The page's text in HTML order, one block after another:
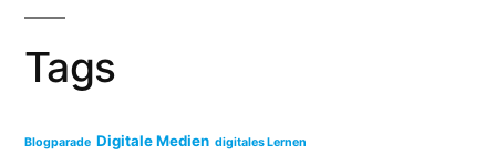
Tags
Blogparade Digitale Medien digitales Lernen